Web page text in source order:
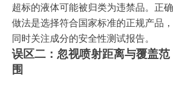
超标的液体可能被归类为违禁品。正确
做法是选择符合国家标准的正规产品，
同时关注成分的安全性测试报告。
误区二：忽视喷射距离与覆盖范
围